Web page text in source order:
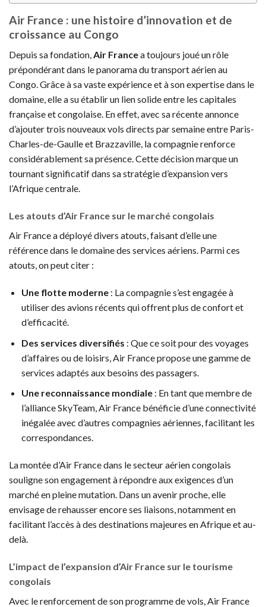
Air France : une histoire d’innovation et de
croissance au Congo
Depuis sa fondation,Air Francea toujours joué un rôle
prépondérant dans le panorama du transport aérien au
Congo. Grâce à sa vaste expérience et à son expertise dans le
domaine, elle a su établir un lien solide entre les capitales
française et congolaise. En effet, avec sa récente annonce
d’ajouter trois nouveaux vols directs par semaine entre Paris-
Charles-de-Gaulle et Brazzaville, la compagnie renforce
considérablement sa présence. Cette décision marque un
tournant significatif dans sa stratégie d’expansion vers
l’Afrique centrale.
Les atouts d’Air France sur le marché congolais
Air France a déployé divers atouts, faisant d’elle une
référence dans le domaine des services aériens. Parmi ces
atouts, on peut citer :
Une flotte moderne: La compagnie s’est engagée à
utiliser des avions récents qui offrent plus de confort et
d’efficacité.
Des services diversifiés : Que ce soit pour des voyages
d’affaires ou de loisirs, Air France propose une gamme de
services adaptés aux besoins des passagers.
Une reconnaissance mondiale: En tant que membre de
l’alliance SkyTeam, Air France bénéficie d’une connectivité
inégalée avec d’autres compagnies aériennes, facilitant les
correspondances.
La montée d’Air France dans le secteur aérien congolais
souligne son engagement à répondre aux exigences d’un
marché en pleine mutation. Dans un avenir proche, elle
envisage de rehausser encore ses liaisons, notamment en
facilitant l’accès à des destinations majeures en Afrique et au-
delà.
L’impact de l’expansion d’Air France sur le tourisme
congolais
Avec le renforcement de son programme de vols, Air France